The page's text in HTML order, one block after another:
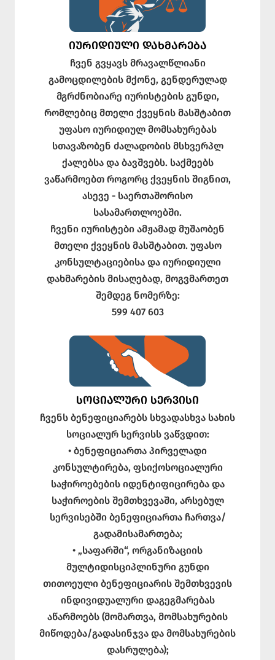
ᲘᲣᲠᲘᲓᲘᲣᲚᲘ ᲓᲐᲮᲛᲐᲠᲔᲑᲐ
ჩვენ გვყავს მრავალწლიანი
გამოცდილების მქონე, გენდერულად
მგრძნობიარე იურისტების გუნდი,
რომლებიც მთელი ქვეყნის მასშტაბით
უფასო იურიდიულ მომსახურებას
სთავაზობენ ძალადობის მსხვერპლ
ქალებსა და ბავშვებს. საქმეებს
ვაწარმოებთ როგორც ქვეყნის შიგნით,
ასევე - საერთაშორისო
სასამართლოებში.
ჩვენი იურისტები ამჟამად მუშაობენ
მთელი ქვეყნის მასშტაბით. უფასო
კონსულტაციებისა და იურიდიული
დახმარების მისაღებად, მოგვმართეთ
შემდეგ ნომერზე:
599 407 603
ᲡᲝᲪᲘᲐᲚᲣᲠᲘ ᲡᲔᲠᲕᲘᲡᲘ
ჩვენს ბენეფიციარებს სხვადასხვა სახის
სოციალურ სერვისს ვაწვდით:
• ბენეფიციართა პირველადი
კონსულტირება, ფსიქოსოციალური
საჭიროებების იდენტიფიცირება და
საჭიროების შემთხვევაში, არსებულ
სერვისებში ბენეფიციართა ჩართვა/
გადამისამართება;
• „საფარში“, ორგანიზაციის
მულტიდისციპლინური გუნდი
თითოეული ბენეფიციარის შემთხვევის
ინდივიდუალური დაგეგმარებას
აწარმოებს (მომართვა, მომსახურების
მიწოდება/გადასინჯვა და მომსახურების
დასრულება);